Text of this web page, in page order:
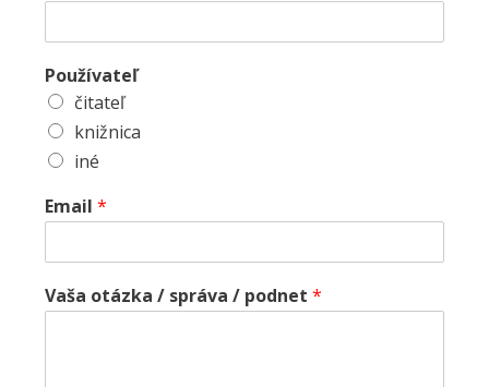
Používateľ
čitateľ
knižnica
iné
Email *
Vaša otázka / správa / podnet *